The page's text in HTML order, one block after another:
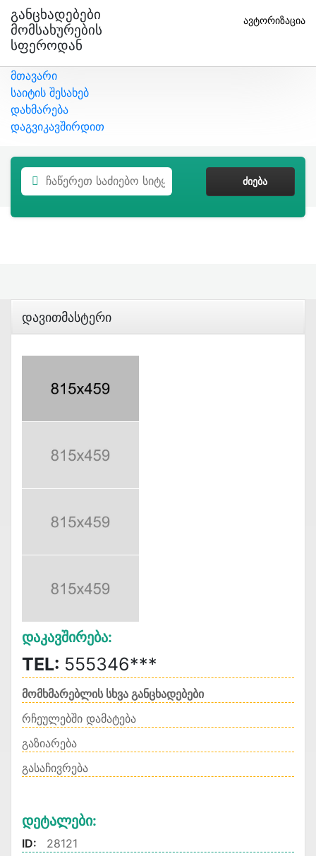
Განცხადებები
Მომსახურების
Სფეროდან
ავტორიზაცია
მთავარი
საიტის შესახებ
დახმარება
დაგვიკავშირდით
ᲫᲘᲔᲑᲐ
Დავითმასტერი
Დაკავშირება:
TEL: 555346***
მომხმარებლის სხვა განცხადებები
რჩეულებში დამატება
გაზიარება
გასაჩივრება
Დეტალები:
ID:
28121